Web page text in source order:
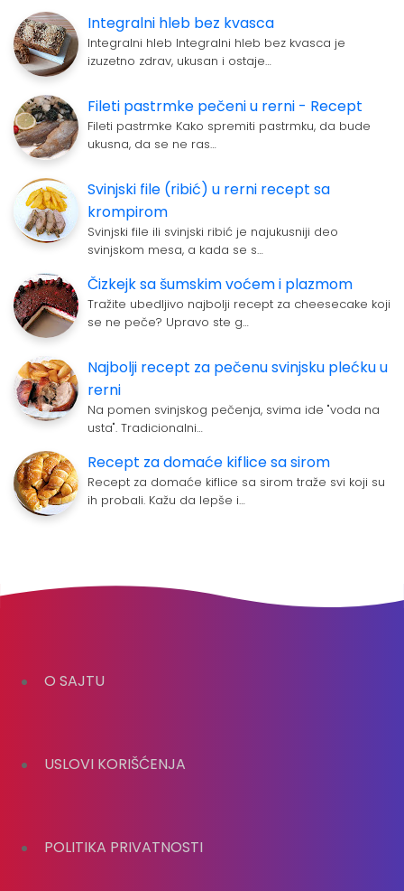
Integralni hleb bez kvasca
Integralni hleb Integralni hleb bez kvasca je
izuzetno zdrav, ukusan i ostaje…
Fileti pastrmke pečeni u rerni - Recept
Fileti pastrmke Kako spremiti pastrmku, da bude
ukusna, da se ne ras…
Svinjski file (ribić) u rerni recept sa
krompirom
Svinjski file ili svinjski ribić je najukusniji deo
svinjskom mesa, a kada se s…
Čizkejk sa šumskim voćem i plazmom
Tražite ubedljivo najbolji recept za cheesecake koji
se ne peče? Upravo ste g…
Najbolji recept za pečenu svinjsku plećku u
rerni
Na pomen svinjskog pečenja, svima ide "voda na
usta". Tradicionalni…
Recept za domaće kiflice sa sirom
Recept za domaće kiflice sa sirom traže svi koji su
ih probali. Kažu da lepše i…
O SAJTU
USLOVI KORIŠĆENJA
POLITIKA PRIVATNOSTI